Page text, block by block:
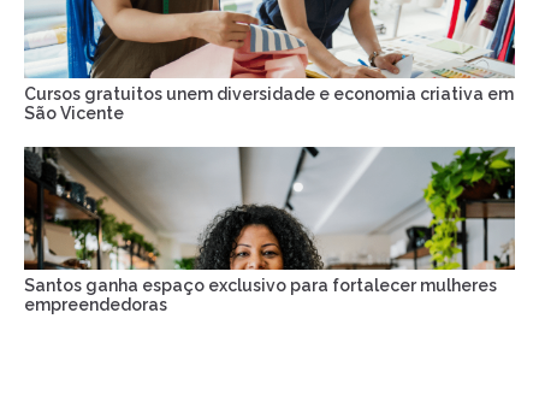
Cursos gratuitos unem diversidade e economia criativa em
São Vicente
Santos ganha espaço exclusivo para fortalecer mulheres
empreendedoras